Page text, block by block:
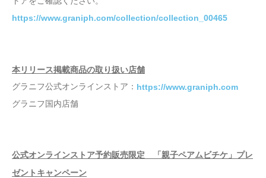
https://www.graniph.com/collection/collection_00465
本リリース掲載商品の取り扱い店舗
グラニフ公式オンラインストア： https://www.graniph.com
グラニフ国内店舗
公式オンラインストア予約販売限定 「親子ペアムビチケ」プレ
ゼントキャンペーン